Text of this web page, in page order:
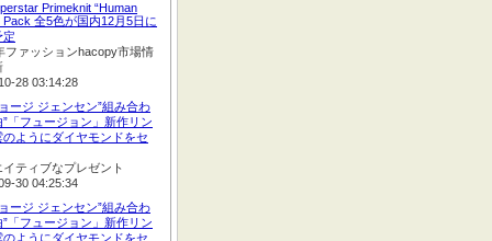
Primeknit “Human
Pack 全5色が国内12月5日に
定
ファッションhacopy市場情
28 03:14:28
ージ ジェンセン”組み合わ
”「フュージョン」新作リン
のようにダイヤモンドをセ
イティブなプレゼント
30 04:25:34
ージ ジェンセン”組み合わ
”「フュージョン」新作リン
のようにダイヤモンドをセ